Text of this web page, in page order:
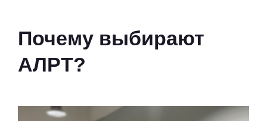
Почему выбирают
АЛРТ?